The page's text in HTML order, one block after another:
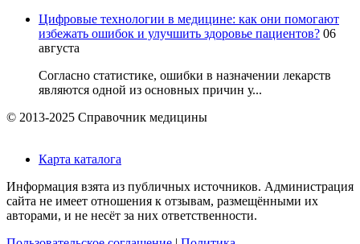
Цифровые технологии в медицине: как они помогают
избежать ошибок и улучшить здоровье пациентов? 06
августа
Согласно статистике, ошибки в назначении лекарств
являются одной из основных причин у...
© 2013-2025 Справочник медицины
Карта каталога
Информация взята из публичных источников. Администрация
сайта не имеет отношения к отзывам, размещёнными их
авторами, и не несёт за них ответственности.